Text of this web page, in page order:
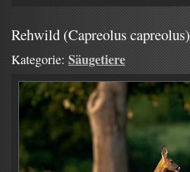
Rehwild (Capreolus capreolus)
Kategorie: Säugetiere